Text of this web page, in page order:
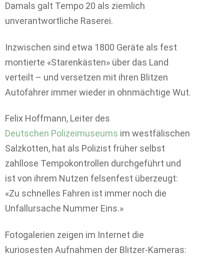
Damals galt Tempo 20 als ziemlich
unverantwortliche Raserei.
Inzwischen sind etwa 1800 Geräte als fest
montierte «Starenkästen» über das Land
verteilt – und versetzen mit ihren Blitzen
Autofahrer immer wieder in ohnmächtige Wut.
Felix Hoffmann, Leiter des
Deutschen Polizeimuseums im westfälischen
Salzkotten, hat als Polizist früher selbst
zahllose Tempokontrollen durchgeführt und
ist von ihrem Nutzen felsenfest überzeugt:
«Zu schnelles Fahren ist immer noch die
Unfallursache Nummer Eins.»
Fotogalerien zeigen im Internet die
kuriosesten Aufnahmen der Blitzer-Kameras: